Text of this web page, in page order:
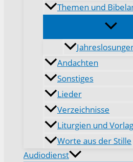
Themen und
Andachten
Sonstiges
Lieder
Verzeichnisse
Liturgien und
Worte aus der Stille
Audiodienst